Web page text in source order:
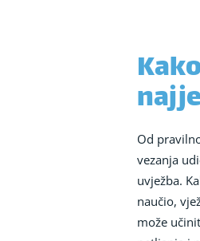
Od
vezanja
uvježba.
naučio,
može